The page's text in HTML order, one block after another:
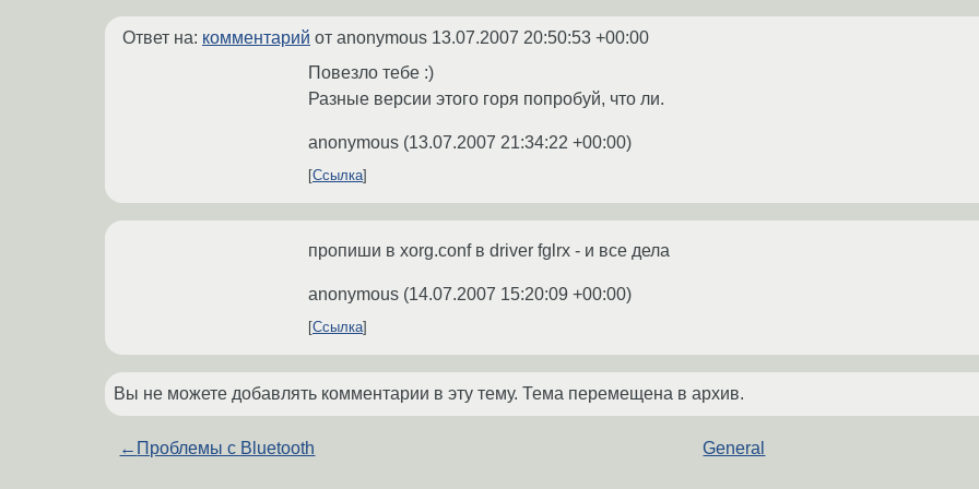
Ответ на: комментарий от anonymous 13.07.2007 20:50:53 +00:00
Повезло тебе :)
Разные версии этого горя попробуй, что ли.
anonymous (13.07.2007 21:34:22 +00:00)
Ссылка
пропиши в xorg.conf в driver fglrx - и все дела
anonymous (14.07.2007 15:20:09 +00:00)
Ссылка
Вы не можете добавлять комментарии в эту тему. Тема перемещена в архив.
← Проблемы с Bluetooth General